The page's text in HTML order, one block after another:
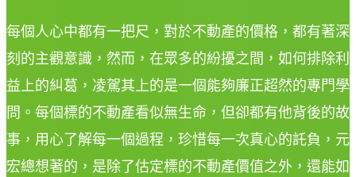
每個人心中都有一把尺，對於不動產的價格，都有著深
刻的主觀意識，然而，在眾多的紛擾之間，如何排除利
益上的糾葛，凌駕其上的是一個能夠廉正超然的專門學
問。每個標的不動產看似無生命，但卻都有他背後的故
事，用心了解每一個過程，珍惜每一次真心的託負，元
宏總想著的，是除了估定標的不動產價值之外，還能如